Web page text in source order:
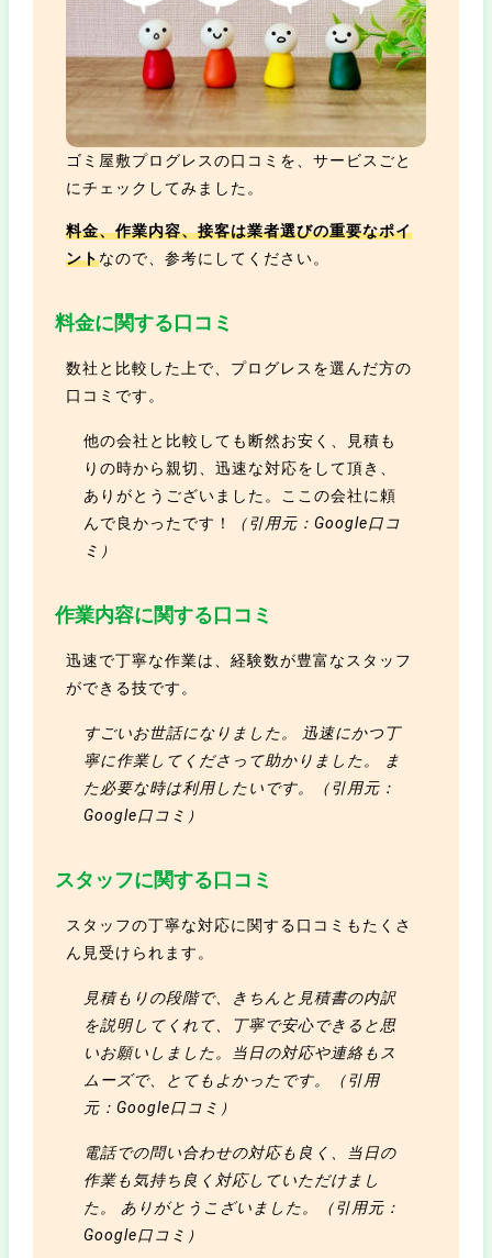
ゴミ屋敷プログレスの口コミを、サービスごと
にチェックしてみました。
料金、作業内容、接客は業者選びの重要なポイ
ントなので、参考にしてください。
料金に関する口コミ
数社と比較した上で、プログレスを選んだ方の
口コミです。
他の会社と比較しても断然お安く、見積も
りの時から親切、迅速な対応をして頂き、
ありがとうございました。ここの会社に頼
んで良かったです！
（引用元：Google口コ
ミ）
作業内容に関する口コミ
迅速で丁寧な作業は、経験数が豊富なスタッフ
ができる技です。
すごいお世話になりました。 迅速にかつ丁
寧に作業してくださって助かりました。 ま
た必要な時は利用したいです。（引用元：
Google口コミ）
スタッフに関する口コミ
スタッフの丁寧な対応に関する口コミもたくさ
ん見受けられます。
見積もりの段階で、きちんと見積書の内訳
を説明してくれて、丁寧で安心できると思
いお願いしました。当日の対応や連絡もス
ムーズで、とてもよかったです。（引用
元：Google口コミ）
電話での問い合わせの対応も良く、当日の
作業も気持ち良く対応していただけまし
た。 ありがとうこざいました。（引用元：
Google口コミ）